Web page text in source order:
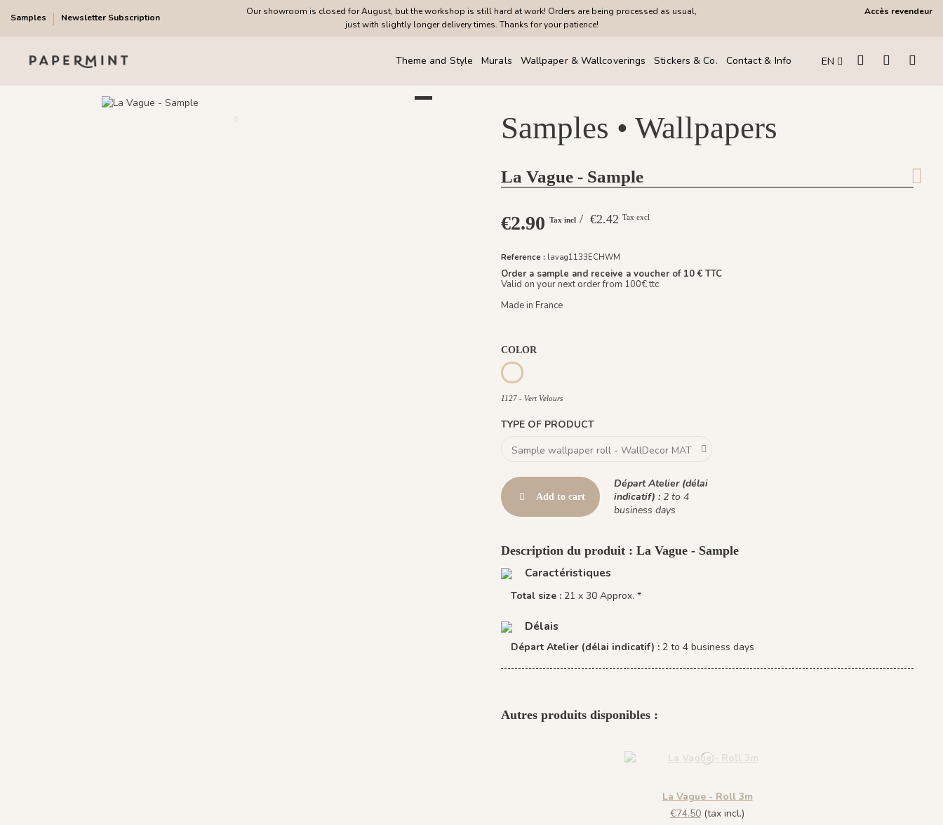
Samples Newsletter Subscription
Our showroom is closed for August, but the workshop is still hard at work! Orders are being processed as usual,
just with slightly longer delivery times. Thanks for your patience!
Accès revendeur
Theme and Style Murals Wallpaper & Wallcoverings Stickers & Co. Contact & Info EN
Samples • Wallpapers
La Vague - Sample
€2.90 Tax incl / €2.42 Tax excl
Reference : lavag1133ECHWM
Order a sample and receive a voucher of 10 € TTC
Valid on your next order from 100€ ttc
Made in France
COLOR
1127 - Vert Velours
1127 - Vert Velours
TYPE OF PRODUCT
Add to cart
Départ Atelier (délai
indicatif) : 2 to 4
business days
Description du produit : La Vague - Sample
Caractéristiques
Total size : 21 x 30 Approx. *
Délais
Départ Atelier (délai indicatif) : 2 to 4 business days
Autres produits disponibles :
La Vague - Roll 3m
€74.50 (tax incl.)